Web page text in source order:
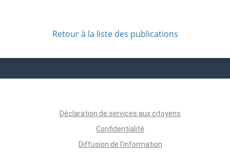
Retour à la liste des publications
Déclaration de services aux citoyens
Confidentialité
Diffusion de l'information